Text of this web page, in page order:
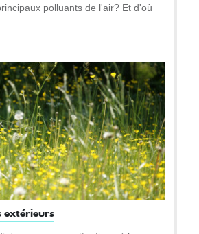
polluants de l'air? Et d'où
extérieurs